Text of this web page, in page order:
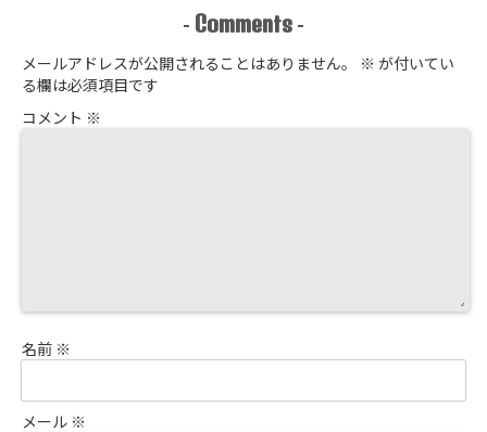
- Comments -
メールアドレスが公開されることはありません。 ※ が付いてい
る欄は必須項目です
コメント ※
名前 ※
メール ※